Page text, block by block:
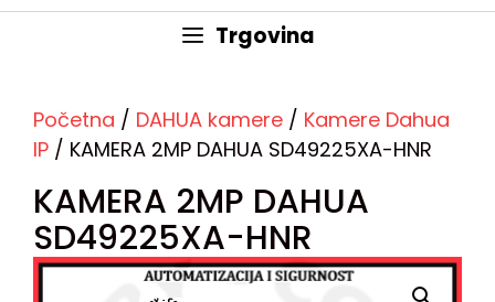
Trgovina
Početna / DAHUA kamere / Kamere Dahua
IP / KAMERA 2MP DAHUA SD49225XA-HNR
KAMERA 2MP DAHUA
SD49225XA-HNR